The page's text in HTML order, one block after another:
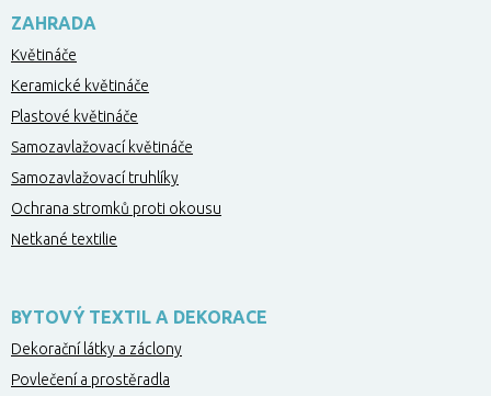
ZAHRADA
Květináče
Keramické květináče
Plastové květináče
Samozavlažovací květináče
Samozavlažovací truhlíky
Ochrana stromků proti okousu
Netkané textilie
BYTOVÝ TEXTIL A DEKORACE
Dekorační látky a záclony
Povlečení a prostěradla